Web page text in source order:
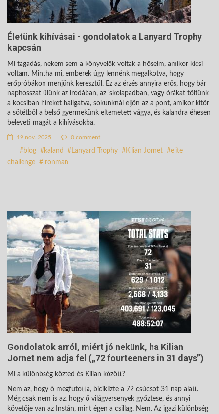
Életünk kihívásai - gondolatok a Lanyard Trophy
kapcsán
Mi tagadás, nekem sem a könyvelők voltak a hőseim, amikor kicsi
voltam. Mintha mi, emberek úgy lennénk megalkotva, hogy
erőpróbákon menjünk keresztül. Ez az érzés annyira erős, hogy bár
naphosszat ülünk az irodában, az iskolapadban, vagy órákat töltünk
a kocsiban híreket hallgatva, sokunknál eljön az a pont, amikor kitör
a sötétből a belső gyermekünk eltemetett vágya, és kalandra éhesen
beleveti magát a kihívásokba.
19 nov. 2025 0 comment
blog kaland Lanyard Trophy Kilian Jornet
elite
challenge
Ironman
Gondolatok arról, miért jó nekünk, ha Kilian
Jornet nem adja fel („72 fourteeners in 31 days”)
Mi a különbség közted és Kilian között?
Nem az, hogy ő megfutotta, biciklizte a 72 csúcsot 31 nap alatt.
Még csak nem is az, hogy ő világversenyek győztese, és annyi
követője van az Instán, mint égen a csillag. Nem. Az igazi különbség